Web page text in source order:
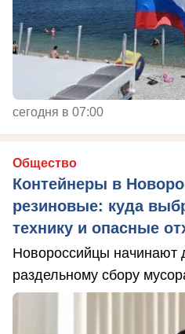
сегодня в 07:00
Общество
Контейнеры в
резиновые: куда
технику и опасные
Новороссийцы начинают
раздельному сбору